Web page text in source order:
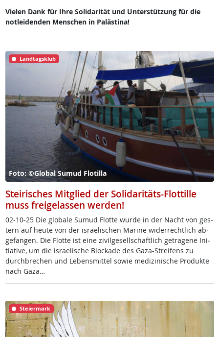
Vielen Dank für Ihre Solidarität und Unterstützung für die
notleidenden Menschen in Palästina!
Landtagsklub
Foto: ©Global Sumud Flotilla
Steirisches Mitglied der Solidaritäts-Flottille
muss freigelassen werden!
02-10-25 Die glo­ba­le Su­mud Flot­te wur­de in der Nacht von ges­
tern auf heu­te von der is­rae­li­schen Ma­ri­ne wi­der­recht­lich ab­
ge­fan­gen. Die Flot­te ist ei­ne zi­vil­ge­sell­schaft­lich ge­tra­ge­ne In­i­
tia­ti­ve, um die is­rae­li­sche Blo­c­ka­de des Ga­za-St­rei­fens zu
durch­b­re­chen und Le­bens­mit­tel so­wie me­di­zi­ni­sche Pro­duk­te
nach Ga­za…
Steiermark